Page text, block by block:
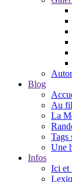
Blog
Au
La
Tags
Une
Infos
Ici et